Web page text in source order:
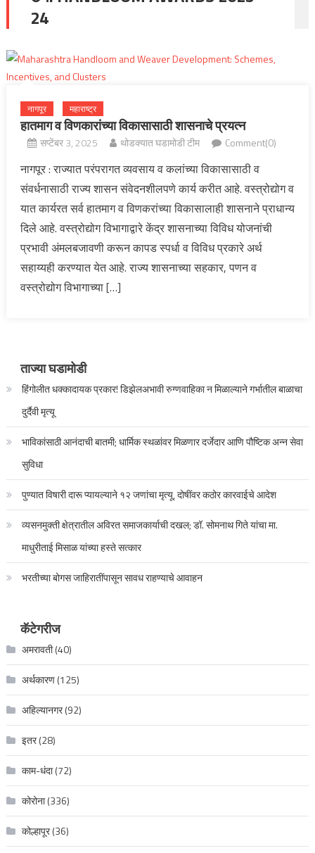
24
नागपूर महाराष्ट्र
हातमाग व विणकारांच्या विकासासाठी शासनाचे प्रयत्न
सप्टेंबर 3, 2025 थोडक्यात घडामोडी टीम Comment(0)
नागपूर : राज्यात परंपरागत व्यवसाय व कलांच्या विकासासाठी व
संवर्धनासाठी राज्य शासन संवेदनशीलपणे कार्य करीत आहे. वस्त्रोद्योग व
यात कार्यरत सर्व हातमाग व विणकरांच्या विकासालाही शासनाने प्राधान्य
दिले आहे. वस्त्रोद्योग विभागाद्वारे केंद्र शासनाच्या विविध योजनांची
प्रभावी अंमलबजावणी करून कापड स्पर्धा व विविध प्रकारे अर्थ
सहाय्यही करण्यात येत आहे. राज्य शासनाच्या सहकार, पणन व
वस्त्रोद्योग विभागाच्या […]
ताज्या घडामोडी
हिंगोलीत धक्कादायक प्रकार! डिझेलअभावी रुग्णवाहिका न मिळाल्याने गर्भातील बाळाचा
दुर्दैवी मृत्यू
भाविकांसाठी आनंदाची बातमी; धार्मिक स्थळांवर मिळणार दर्जेदार आणि पौष्टिक अन्न सेवा
सुविधा
पुण्यात विषारी दारू प्यायल्याने १२ जणांचा मृत्यू, दोषींवर कठोर कारवाईचे आदेश
व्यसनमुक्ती क्षेत्रातील अविरत समाजकार्याची दखल; डॉ. सोमनाथ गिते यांचा मा.
माधुरीताई मिसाळ यांच्या हस्ते सत्कार
भरतीच्या बोगस जाहिरातींपासून सावध राहण्याचे आवाहन
कॅटेगरीज
अमरावती(40)
अर्थकारण(125)
अहिल्यानगर(92)
इतर(28)
काम-धंदा(72)
कोरोना(336)
कोल्हापूर(36)